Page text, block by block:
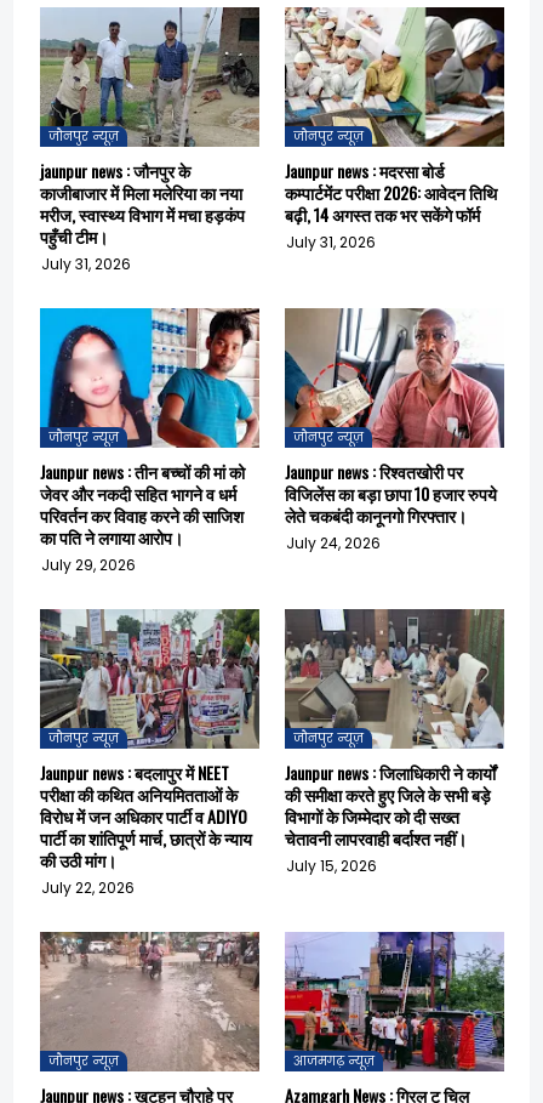
जौनपुर न्यूज़
jaunpur news : जौनपुर के
काजीबाजार में मिला मलेरिया का नया
मरीज, स्वास्थ्य विभाग में मचा हड़कंप
पहुँची टीम।
July 31, 2026
जौनपुर न्यूज़
Jaunpur news : मदरसा बोर्ड
कम्पार्टमेंट परीक्षा 2026: आवेदन तिथि
बढ़ी, 14 अगस्त तक भर सकेंगे फॉर्म
July 31, 2026
जौनपुर न्यूज़
Jaunpur news : तीन बच्चों की मां को
जेवर और नकदी सहित भागने व धर्म
परिवर्तन कर विवाह करने की साजिश
का पति ने लगाया आरोप।
July 29, 2026
जौनपुर न्यूज़
Jaunpur news : रिश्वतखोरी पर
विजिलेंस का बड़ा छापा 10 हजार रुपये
लेते चकबंदी कानूनगो गिरफ्तार।
July 24, 2026
जौनपुर न्यूज़
Jaunpur news : बदलापुर में NEET
परीक्षा की कथित अनियमितताओं के
विरोध में जन अधिकार पार्टी व ADIYO
पार्टी का शांतिपूर्ण मार्च, छात्रों के न्याय
की उठी मांग।
July 22, 2026
जौनपुर न्यूज़
Jaunpur news : जिलाधिकारी ने कार्यों
की समीक्षा करते हुए जिले के सभी बड़े
विभागों के जिम्मेदार को दी सख्त
चेतावनी लापरवाही बर्दाश्त नहीं।
July 15, 2026
जौनपुर न्यूज़
Jaunpur news : खुटहन चौराहे पर
आजमगढ़ न्यूज़
Azamgarh News : ग्रिल टू चिल